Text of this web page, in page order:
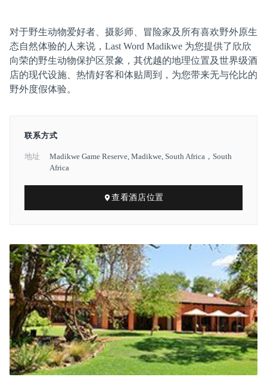
对于野生动物爱好者、摄影师、冒险家及所有喜欢野外原生
态自然体验的人来说，Last Word Madikwe 为您提供了欣欣
向荣的野生动物保护区景象，其优越的地理位置及世界级酒
店的现代设施、热情好客和体贴周到，为您带来无与伦比的
野外度假体验。
联系方式
地址
Madikwe Game Reserve, Madikwe, South Africa，South
Africa
查看酒店位置